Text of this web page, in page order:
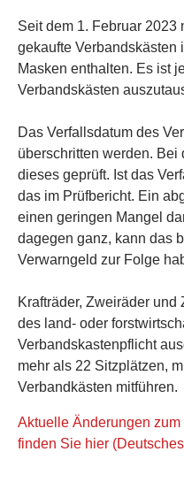
Seit dem 1. Februar 2023
gekaufte Verbandskästen
Masken enthalten. Es ist
Verbandskästen
Das Verfallsdatum des
überschritten werden. Bei
dieses geprüft. Ist das
das im Prüfbericht. Ein
einen geringen Mangel
dagegen ganz, kann das
Verwarngeld zur Folge
Krafträder, Zweiräder
des land- oder
Verbandskastenpflicht
mehr als 22 Sitzplätzen,
Verbandkästen mitführen.
Aktuelle Änderungen
finden Sie hier